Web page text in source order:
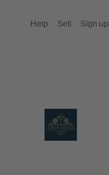
Help Sell Sign up